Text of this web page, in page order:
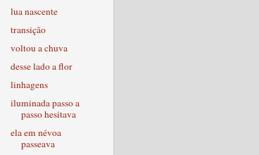
lua nascente
transição
voltou a chuva
desse lado a flor
linhagens
iluminada passo a
passo hesitava
ela em névoa
passeava